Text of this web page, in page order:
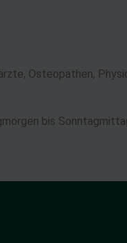
Osteopathen,
bis